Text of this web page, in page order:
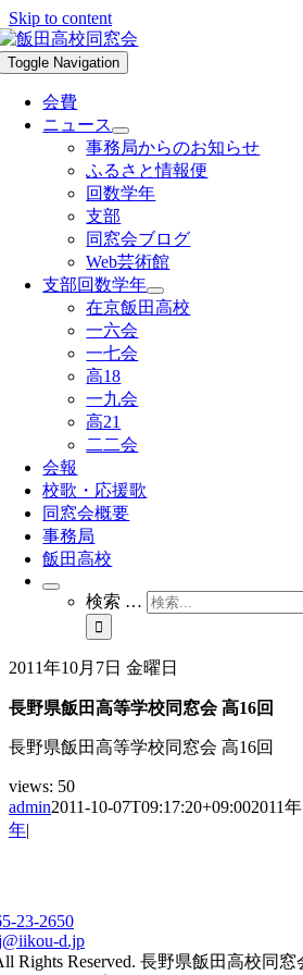
Skip to content
Toggle Navigation
会費
ニュース
事務局からのお知らせ
ふるさと情報便
回数学年
支部
同窓会ブログ
Web芸術館
支部回数学年
在京飯田高校
一六会
一七会
高18
一九会
高21
二二会
会報
校歌・応援歌
同窓会概要
事務局
飯田高校
検索 …
2011年10月7日 金曜日
長野県飯田高等学校同窓会 高16回
長野県飯田高等学校同窓会 高16回
views: 50
admin2011-10-07T09:17:20+09:002011
年|
23-2650
d.jp
Rights Reserved. 長野県飯田高校同